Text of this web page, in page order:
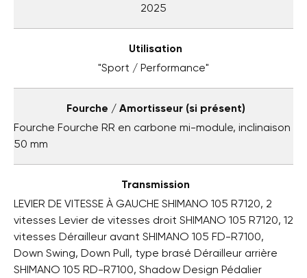
2025
Utilisation
"Sport / Performance"
Fourche / Amortisseur (si présent)
Fourche Fourche RR en carbone mi-module, inclinaison
50 mm
Transmission
LEVIER DE VITESSE À GAUCHE SHIMANO 105 R7120, 2
vitesses Levier de vitesses droit SHIMANO 105 R7120, 12
vitesses Dérailleur avant SHIMANO 105 FD-R7100,
Down Swing, Down Pull, type brasé Dérailleur arrière
SHIMANO 105 RD-R7100, Shadow Design Pédalier